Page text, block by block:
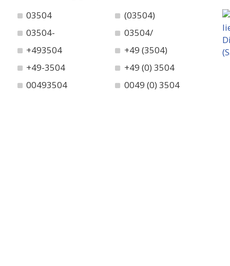
03504
(03504)
03504-
03504/
+493504
+49 (3504)
+49-3504
+49 (0) 3504
00493504
0049 (0) 3504